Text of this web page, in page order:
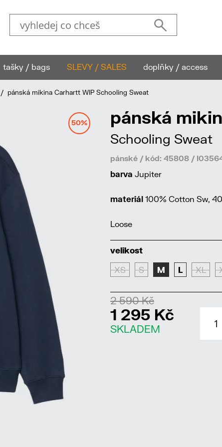
tašky / bags SLEVY / SALES doplňky / access
/ pánská mikina Carhartt WIP Schooling Sweat
50% pánská
Schooling Sweat
pánské / kód: 45808 /
barva Jupiter
materiál 100% Cotton Sw,
Loose
velikost
XS S M L XL
2 590 Kč
1 295 Kč
SKLADEM